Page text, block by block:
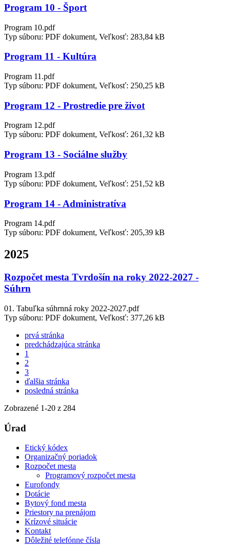
Program 10 - Šport
Program 10.pdf
Typ súboru: PDF dokument, Veľkosť: 283,84 kB
Program 11 - Kultúra
Program 11.pdf
Typ súboru: PDF dokument, Veľkosť: 250,25 kB
Program 12 - Prostredie pre život
Program 12.pdf
Typ súboru: PDF dokument, Veľkosť: 261,32 kB
Program 13 - Sociálne služby
Program 13.pdf
Typ súboru: PDF dokument, Veľkosť: 251,52 kB
Program 14 - Administratíva
Program 14.pdf
Typ súboru: PDF dokument, Veľkosť: 205,39 kB
2025
Rozpočet mesta Tvrdošín na roky 2022-2027 -
Súhrn
01. Tabuľka súhrnná roky 2022-2027.pdf
Typ súboru: PDF dokument, Veľkosť: 377,26 kB
prvá stránka
predchádzajúca stránka
1
2
3
ďalšia stránka
posledná stránka
Zobrazené 1-20 z 284
Úrad
Etický kódex
Organizačný poriadok
Rozpočet mesta
Programový rozpočet mesta
Eurofondy
Dotácie
Bytový fond mesta
Priestory na prenájom
Krízové situácie
Kontakt
Dôležité telefónne čísla